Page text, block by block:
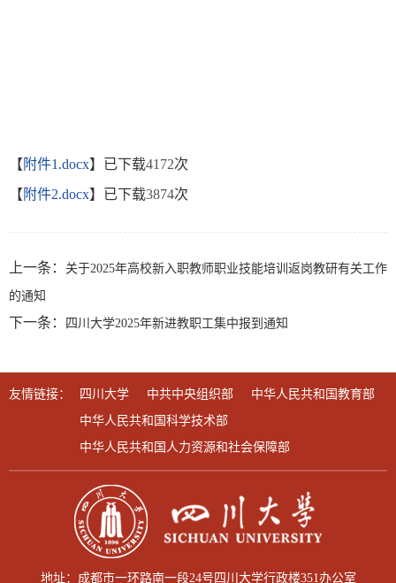
【 附件1.docx】已下载4172次
【 附件2.docx】已下载3874次
上一条： 关于2025年高校新入职教师职业技能培训返岗教研有关工作
的通知
下一条： 四川大学2025年新进教职工集中报到通知
友情链接： 四川大学 中共中央组织部
中华人民共和国教育部
中华人民共和国科学技术部
中华人民共和国人力资源和社会保障部
地址：成都市一环路南一段24号四川大学行政楼351办公室